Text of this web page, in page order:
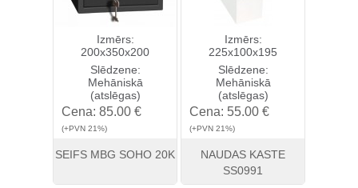
Izmērs:
200x350x200
Slēdzene:
Mehāniskā
(atslēgas)
Cena: 85.00 €
(+PVN 21%)
SEIFS MBG SOHO 20K
Izmērs:
225x100x195
Slēdzene:
Mehāniskā
(atslēgas)
Cena: 55.00 €
(+PVN 21%)
NAUDAS KASTE
SS0991